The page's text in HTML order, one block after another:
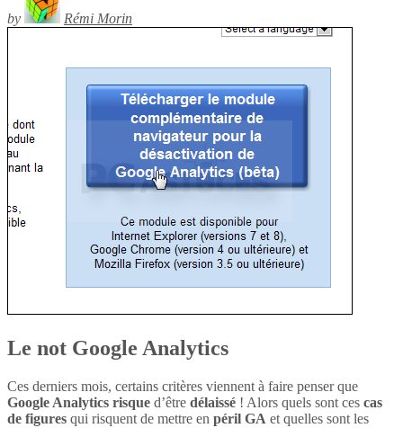
by Rémi Morin
Le not Google Analytics
Ces derniers mois, certains critères viennent à faire penser que
Google Analytics risque d’être délaissé ! Alors quels sont ces cas
de figures qui risquent de mettre en péril GA et quelles sont les